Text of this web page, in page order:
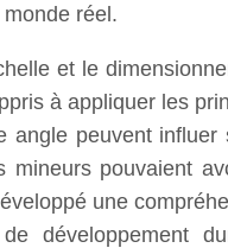
réel.
et le
à appliquer les
angle peuvent influer
mineurs pouvaient
une
développement